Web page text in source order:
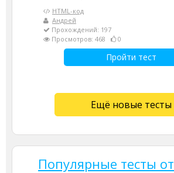
HTML-код
Андрей
Прохождений: 197
Просмотров: 468
0
Пройти тест
Ещё новые тесты
Популярные тесты